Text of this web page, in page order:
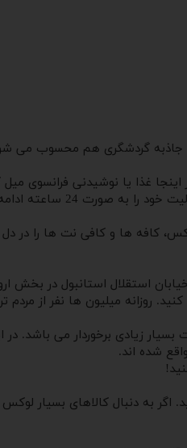
جاذبه گردشگری هم محسوب می
غذا یا نوشیدنی فرانسوی
ساعته ادامه می دهند.
کافه ها و کافی نت ها را در
استقلال استانبول در بخش
روزانه میلیون ها نفر از
زیادی برخوردار می باشد.
شده اند.
به دنبال کالاهای بسیار